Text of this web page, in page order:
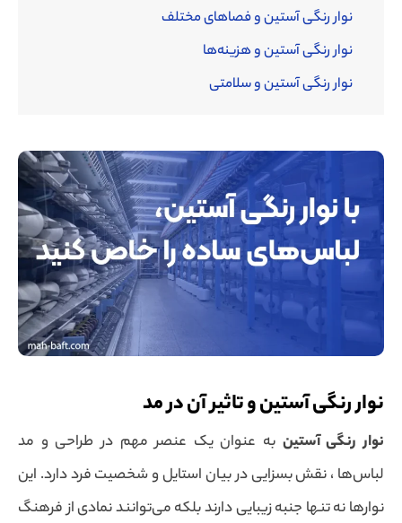
نوار رنگی آستین و فصاهای مختلف
نوار رنگی آستین و هزینه‌ها
نوار رنگی آستین و سلامتی
نوار رنگی آستین و تاثیر آن در مد
نوار رنگی آستین به عنوان یک عنصر مهم در طراحی و مد
لباس‌ها ، نقش بسزایی در بیان استایل و شخصیت فرد دارد. این
نوارها نه تنها جنبه زیبایی دارند بلکه می‌توانند نمادی از فرهنگ